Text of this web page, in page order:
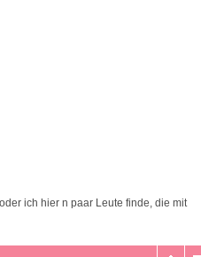
ich hier n paar Leute finde, die mit